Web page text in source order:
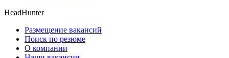
HeadHunter
Размещение вакансий
Поиск по резюме
О компании